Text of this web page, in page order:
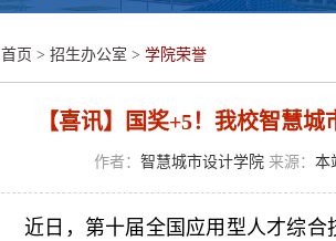
首页 > 招生办公室 > 学院荣誉
【喜讯】国奖+5！我校智慧
作者：智慧城市设计学院 来源：本
近日，第十届全国应用型人才综